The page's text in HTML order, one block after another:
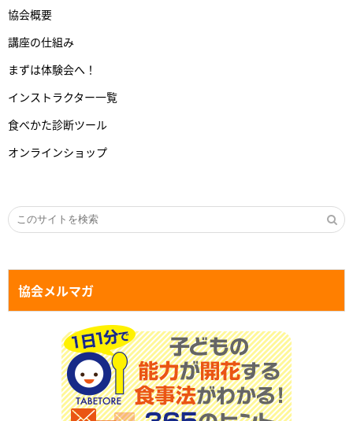
協会概要
講座の仕組み
まずは体験会へ！
インストラクター一覧
食べかた診断ツール
オンラインショップ
協会メルマガ